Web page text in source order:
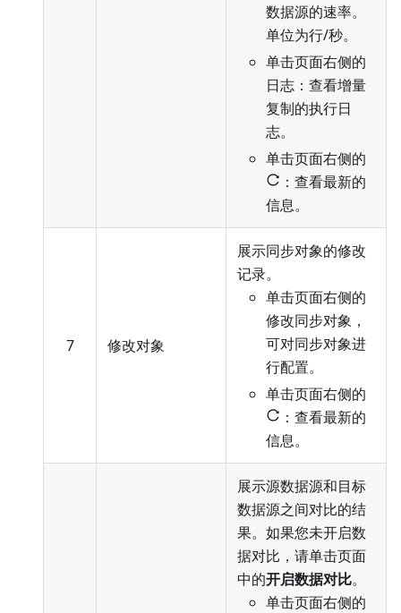
数据源的速率。
单位为行/秒。
单击页面右侧的
日志：查看增量
复制的执行日
志。
单击页面右侧的
：查看最新的
信息。
7 修改对象
展示同步对象的修改
记录。
单击页面右侧的
修改同步对象，
可对同步对象进
行配置。
单击页面右侧的
：查看最新的
信息。
展示源数据源和目标
数据源之间对比的结
果。如果您未开启数
据对比，请单击页面
中的开启数据对比。
单击页面右侧的